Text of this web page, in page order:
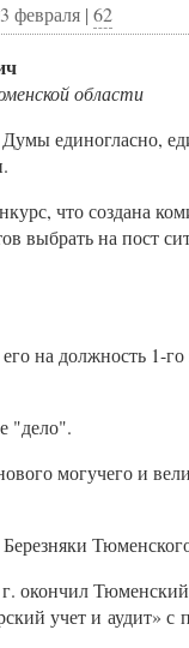
февраля |62
области
единогласно,
что создана
выбрать на пост
его на должность
"дело".
могучего и
окончил
учет и аудит»